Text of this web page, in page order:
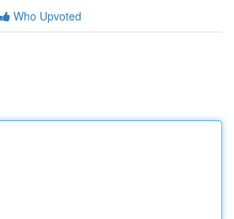
Who Upvoted